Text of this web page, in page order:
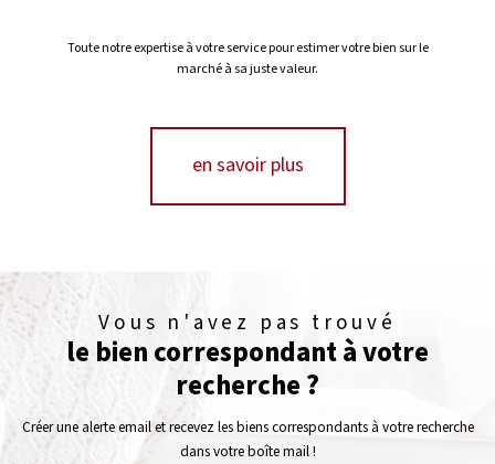
Toute notre expertise à votre service pour estimer votre bien sur le
marché à sa juste valeur.
en savoir plus
Vous n'avez pas trouvé
le bien correspondant à votre
recherche ?
Créer une alerte email et recevez les biens correspondants à votre recherche
dans votre boîte mail !